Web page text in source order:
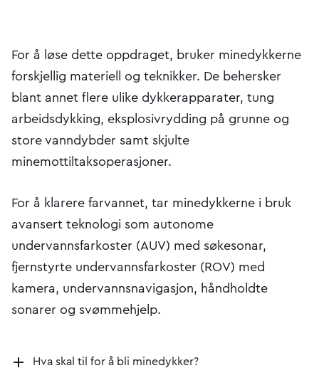
For å løse dette oppdraget, bruker minedykkerne
forskjellig materiell og teknikker. De behersker
blant annet flere ulike dykkerapparater, tung
arbeidsdykking, eksplosivrydding på grunne og
store vanndybder samt skjulte
minemottiltaksoperasjoner.
For å klarere farvannet, tar minedykkerne i bruk
avansert teknologi som autonome
undervannsfarkoster (AUV) med søkesonar,
fjernstyrte undervannsfarkoster (ROV) med
kamera, undervannsnavigasjon, håndholdte
sonarer og svømmehjelp.
Hva skal til for å bli minedykker?